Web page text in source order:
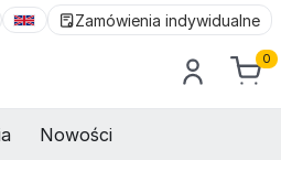
Zamówienia indywidualne
0
Nowości